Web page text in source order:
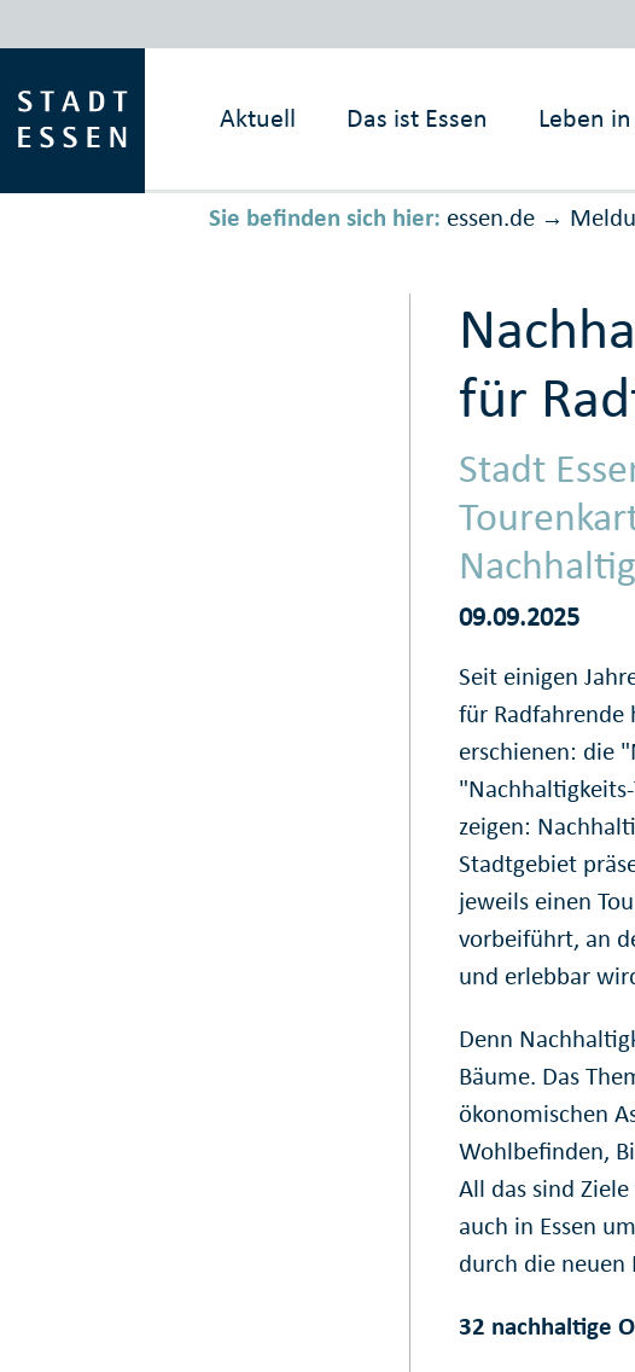
Aktuell Das ist Essen Leben in
Sie befinden sich hier: essen.de →
für
Stadt
09.09.2025
Seit einigen
für Radfahrende
erschienen: die
zeigen:
Stadtgebiet
jeweils einen
vorbeiführt, an
und erlebbar
Denn
Bäume. Das
ökonomischen
Wohlbefinden,
All das sind
auch in Essen
durch die neuen
32 nachhaltige